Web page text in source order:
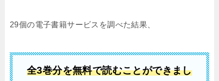
29個の電子書籍サービスを調べた結果、
全3巻分を無料で読むことができまし